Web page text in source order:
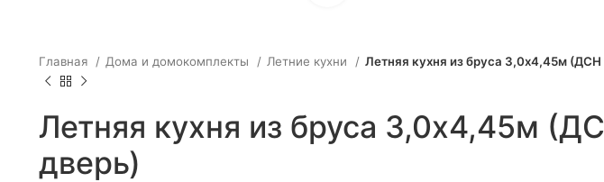
Главная Дома и домокомплекты Летние кухни Летняя кухня из бруса 3,0х4,45м
Летняя кухня из бруса 3,0х4,45м
дверь)